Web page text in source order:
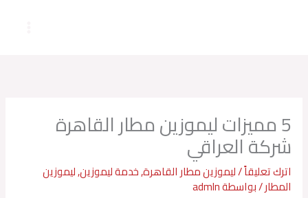
5 مميزات ليموزين مطار القاهرة
شركة العراقي
اترك تعليقاً/ليموزين مطار القاهرة,خدمة ليموزين,ليموزين
المطار/ بواسطةadmln